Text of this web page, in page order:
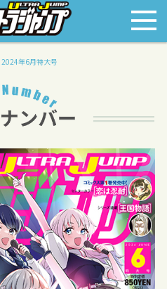
2024年6月特大号